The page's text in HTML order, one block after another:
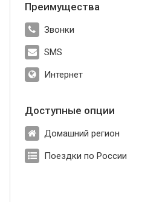
Преимущества
Звонки
SMS
Интернет
Доступные опции
Домашний регион
Поездки по России